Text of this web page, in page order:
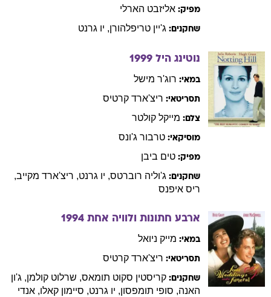
מפיק: אליזבט הארלי
שחקנים: ג'יין טריפלהורן, יו גרנט
נוטינג היל 1999
במאי: רוג'ר מישל
תסריטאי: ריצ'ארד קרטיס
צלם: מייקל קולטר
מוסיקאי: טרבור ג'ונס
מפיק: טים ביבן
שחקנים: ג'וליה רוברטס, יו גרנט, ריצ'ארד מקייב,
ריס איפנס
ארבע חתונות ולוויה אחת 1994
במאי: מייק ניואל
תסריטאי: ריצ'ארד קרטיס
שחקנים: קריסטין סקוט תומאס, שרלוט קולמן, ג'ון
האנה, סופי תומפסון, יו גרנט, סיימון קאלו, אנדי